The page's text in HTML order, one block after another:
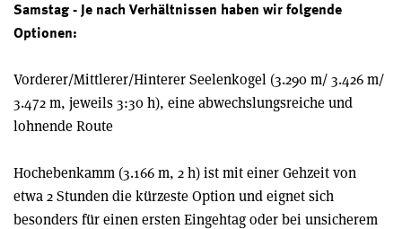
Samstag - Je nach Verhältnissen haben wir folgende
Optionen:
Vorderer/Mittlerer/Hinterer Seelenkogel (3.290 m/ 3.426 m/
3.472 m, jeweils 3:30 h), eine abwechslungsreiche und
lohnende Route
Hochebenkamm (3.166 m, 2 h) ist mit einer Gehzeit von
etwa 2 Stunden die kürzeste Option und eignet sich
besonders für einen ersten Eingehtag oder bei unsicherem